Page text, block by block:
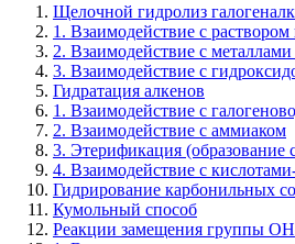
Щелочной гидролиз
1. Взаимодействие с
2. Взаимодействие с
3. Взаимодействие с
Гидратация алкенов
1. Взаимодействие с
2. Взаимодействие с аммиаком
3. Этерификация
4. Взаимодействие с
Гидрирование карбонильных
Кумольный способ
Реакции замещения группы ОН